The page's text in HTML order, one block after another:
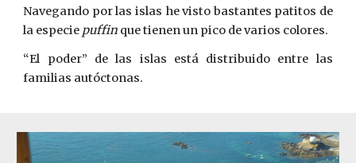
Navegando por las islas he visto bastantes patitos de
la especie puffin que tienen un pico de varios colores.
“El poder” de las islas está distribuido entre las
familias autóctonas.